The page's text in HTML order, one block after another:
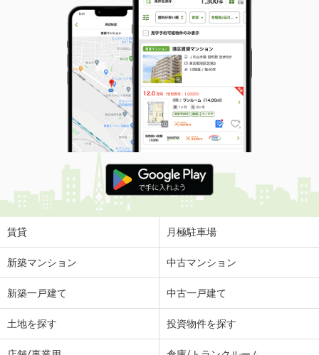
賃貸 月極駐車場
新築マンション 中古マンション
新築一戸建て 中古一戸建て
土地を探す 投資物件を探す